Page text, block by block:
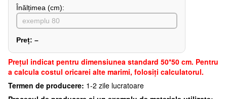
Înălțimea (cm):
Preț: –
Preţul indicat pentru dimensiunea standard 50*50 cm. Pentru
a calcula costul oricarei alte marimi, folosiți calculatorul.
Termen de producere: 1-2 zile lucratoare